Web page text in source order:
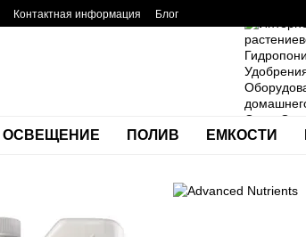
Контактная информация Блог
ОСВЕЩЕНИЕ ПОЛИВ ЕМКОСТИ